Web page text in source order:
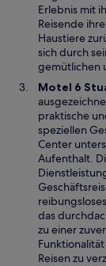
Erlebnis mit
Reisende
Haustiere
sich durch
gemütlichen
Motel 6
praktische
speziellen
Center
Aufenthalt.
das
zu einer
Reisen zu